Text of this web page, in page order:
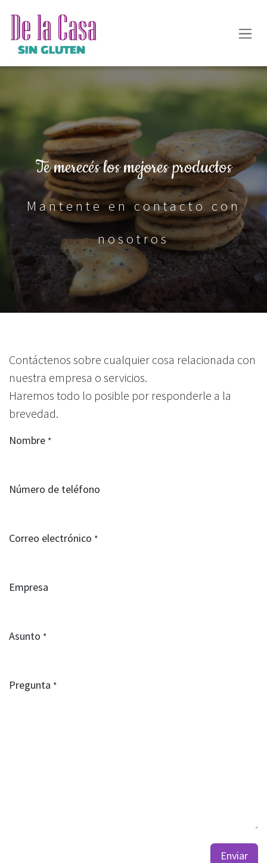
Te merecés los mejores productos
Mantente en contacto con
nosotros
Contáctenos sobre cualquier cosa relacionada con
nuestra empresa o servicios.
Haremos todo lo posible por responderle a la
brevedad.
Nombre *
Número de teléfono
Correo electrónico *
Empresa
Asunto *
Pregunta *
Enviar